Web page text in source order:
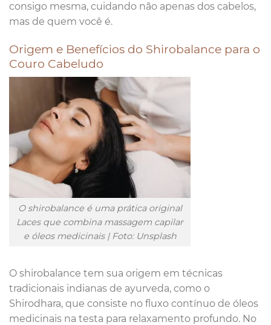
consigo mesma, cuidando não apenas dos cabelos,
mas de quem você é.
Origem e Benefícios do Shirobalance para o
Couro Cabeludo
O shirobalance é uma prática original
Laces que combina massagem capilar
e óleos medicinais | Foto: Unsplash
O shirobalance tem sua origem em técnicas
tradicionais indianas de ayurveda, como o
Shirodhara, que consiste no fluxo contínuo de óleos
medicinais na testa para relaxamento profundo. No